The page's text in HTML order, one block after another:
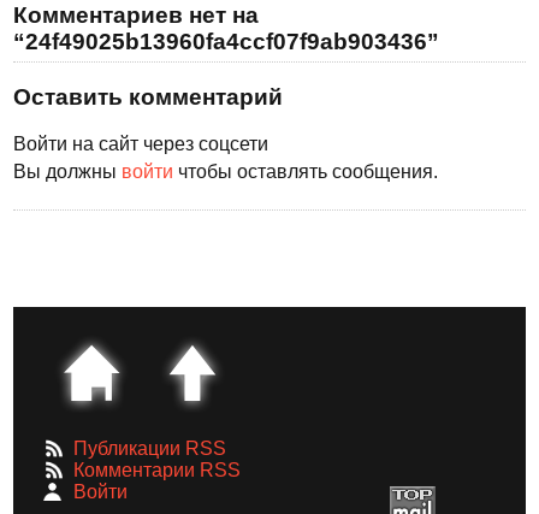
Комментариев нет на
“24f49025b13960fa4ccf07f9ab903436”
Оставить комментарий
Войти на сайт через соцсети
Вы должны войти чтобы оставлять сообщения.
Публикации RSS
Комментарии RSS
Войти